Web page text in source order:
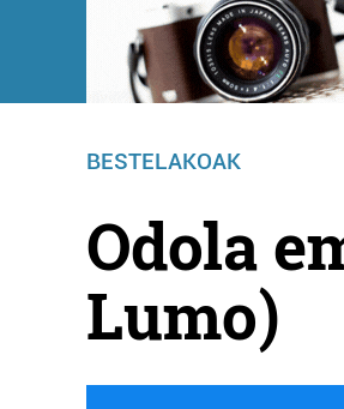
BESTELAKOAK
Odola
Lumo)